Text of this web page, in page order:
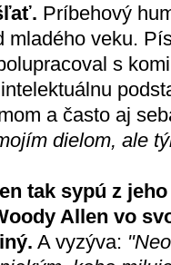
Príbehový
mladého veku.
s
a často aj
dielom, ale
tak sypú z
Allen vo
A vyzýva: